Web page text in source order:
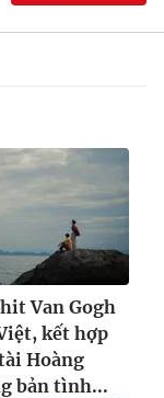
Van Gogh
kết hợp
Hoàng
bản tình...